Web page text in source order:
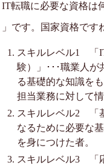
IT転職に必要な資格は
」です。国家資格です
スキルレベル1 「
験）」･･･職業人が
る基礎的な知識を
担当業務に対して
スキルレベル2 「
なるために必要な
を身につけた者。
スキルレベル3 「